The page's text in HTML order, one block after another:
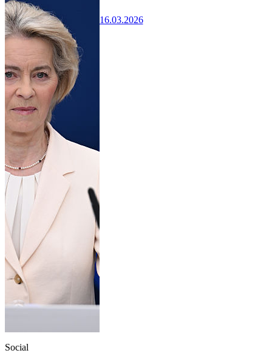
16.03.2026
Social